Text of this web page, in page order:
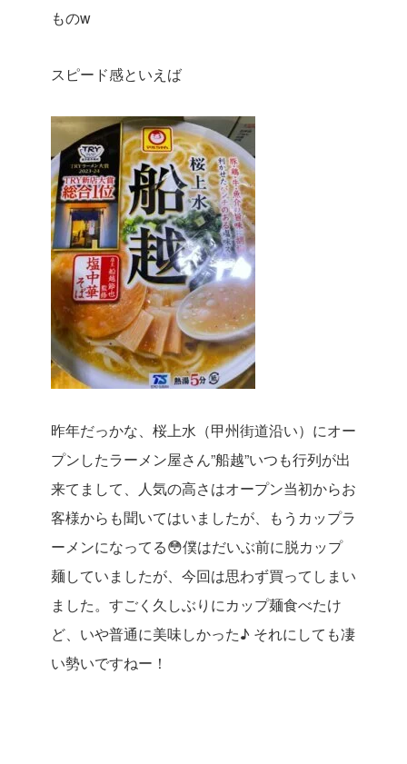
ものw
スピード感といえば
昨年だっかな、桜上水（甲州街道沿い）にオー
プンしたラーメン屋さん”船越”いつも行列が出
来てまして、人気の高さはオープン当初からお
客様からも聞いてはいましたが、もうカップラ
ーメンになってる😳僕はだいぶ前に脱カップ
麺していましたが、今回は思わず買ってしまい
ました。すごく久しぶりにカップ麺食べたけ
ど、いや普通に美味しかった♪ それにしても凄
い勢いですねー！